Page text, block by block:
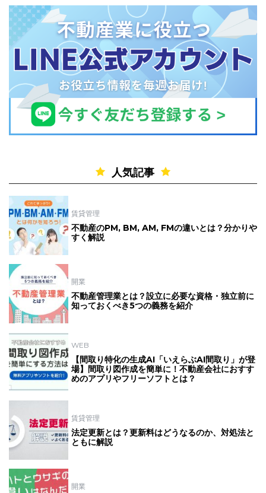
人気記事
賃貸管理
不動産のPM, BM, AM, FMの違いとは？分かりや
すく解説
開業
不動産管理業とは？設立に必要な資格・独立前に
知っておくべき5つの義務を紹介
WEB
【間取り特化の生成AI「いえらぶAI間取り」が登
場】間取り図作成を簡単に！不動産会社におすす
めのアプリやフリーソフトとは？
賃貸管理
法定更新とは？更新料はどうなるのか、対処法と
ともに解説
開業